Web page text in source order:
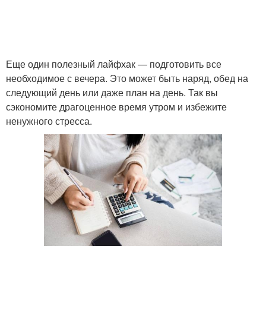
Еще один полезный лайфхак — подготовить все
необходимое с вечера. Это может быть наряд, обед на
следующий день или даже план на день. Так вы
сэкономите драгоценное время утром и избежите
ненужного стресса.